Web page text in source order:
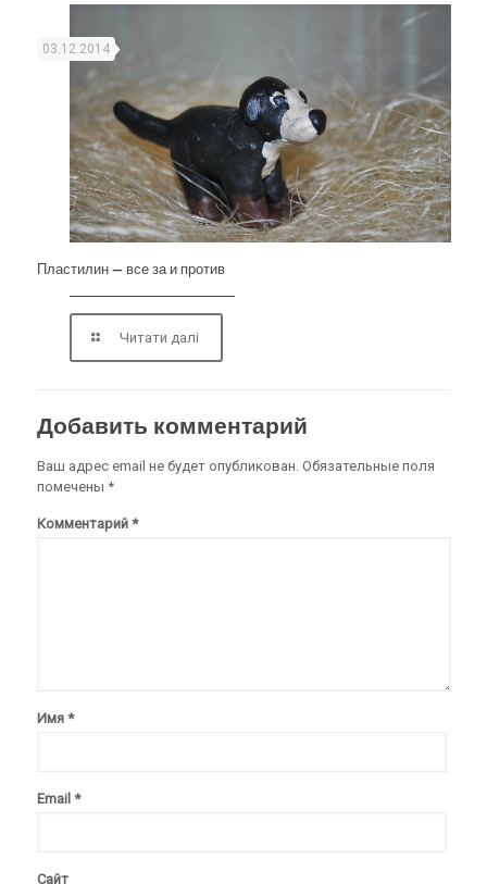
03.12.2014
Пластилин — все за и против
Читати далі
Добавить комментарий
Ваш адрес email не будет опубликован. Обязательные поля
помечены *
Комментарий *
Имя *
Email *
Сайт